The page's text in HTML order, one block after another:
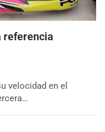
referencia
velocidad en el